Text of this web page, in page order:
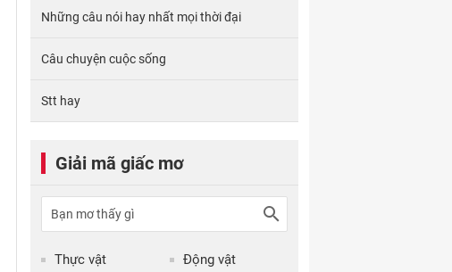
Những câu nói hay nhất mọi thời đại
Câu chuyện cuộc sống
Stt hay
Giải mã giấc mơ
Thực vật Động vật